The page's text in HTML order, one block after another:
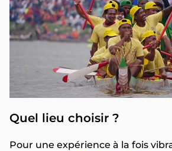
Quel lieu choisir ?
Pour une expérience à la fois